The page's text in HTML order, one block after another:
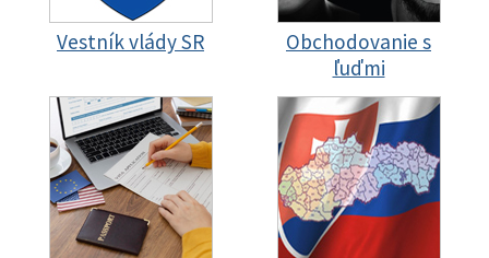
Vestník vlády SR
Obchodovanie s
ľuďmi